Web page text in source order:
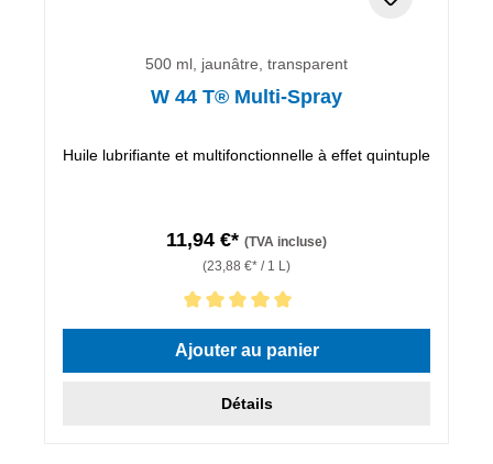
500 ml, jaunâtre, transparent
W 44 T® Multi-Spray
Huile lubrifiante et multifonctionnelle à effet quintuple
11,94 €* (TVA incluse)
(23,88 €* / 1 L)
Note moyenne de 5 sur 5 étoiles
Ajouter au panier
Détails